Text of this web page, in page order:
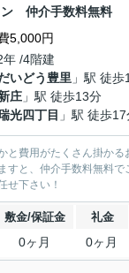
ン 仲介手数料無料
5,000円
/4階建
いどう豊里 」駅 徒歩
庄 」駅 徒歩13分
光四丁目 」駅 徒歩
費用がたくさん掛か
と、仲介手数料無料
せ下さい！
敷金/保証金 礼金
0ヶ月 0ヶ月